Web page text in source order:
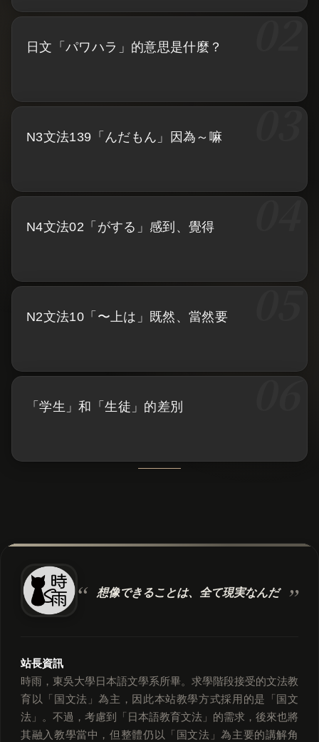
日文「パワハラ」的意思是什麼？
N3文法139「んだもん」因為～嘛
N4文法02「がする」感到、覺得
N2文法10「〜上は」既然、當然要
「学生」和「生徒」的差別
想像できることは、 全て現実なんだ
站長資訊
時雨，東吳大學日本語文學系所畢。求學階段接受的文法教
育以「国文法」為主，因此本站教學方式採用的是「国文
法」。不過，考慮到「日本語教育文法」的需求，後來也將
其融入教學當中，但整體仍以「国文法」為主要的講解角